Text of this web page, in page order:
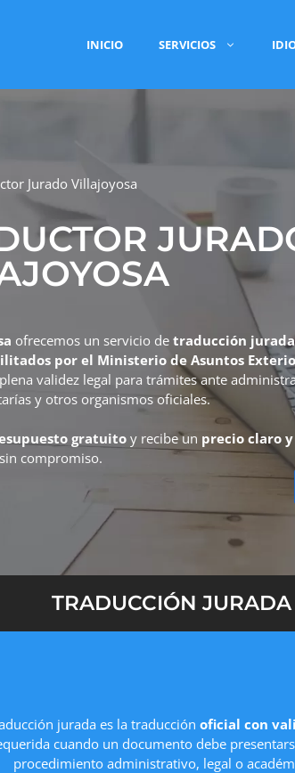
INICIO SERVICIOS
Jurado Villajoyosa
ofrecemos un servicio de traducción
por el Ministerio de Asuntos
validez legal para trámites ante
y otros organismos oficiales.
gratuitoy recibe un precio claro
compromiso.
TRADUCCIÓN
jurada es la traducción oficial con
cuando un documento debe
procedimiento administrativo, legal o